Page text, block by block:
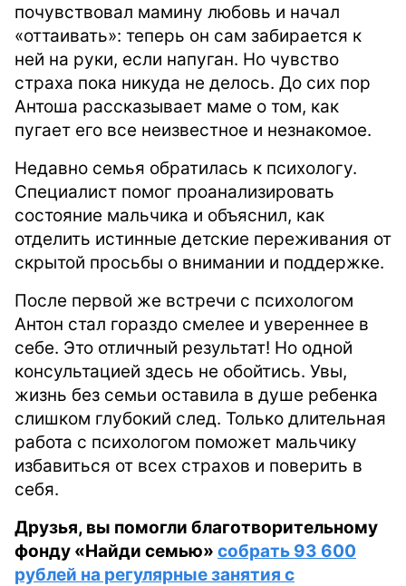
почувствовал мамину любовь и начал
«оттаивать»: теперь он сам забирается к
ней на руки, если напуган. Но чувство
страха пока никуда не делось. До сих пор
Антоша рассказывает маме о том, как
пугает его все неизвестное и незнакомое.
Недавно семья обратилась к психологу.
Специалист помог проанализировать
состояние мальчика и объяснил, как
отделить истинные детские переживания от
скрытой просьбы о внимании и поддержке.
После первой же встречи с психологом
Антон стал гораздо смелее и увереннее в
себе. Это отличный результат! Но одной
консультацией здесь не обойтись. Увы,
жизнь без семьи оставила в душе ребенка
слишком глубокий след. Только длительная
работа с психологом поможет мальчику
избавиться от всех страхов и поверить в
себя.
Друзья, вы помогли благотворительному
фонду «Найди семью» собрать 93 600
рублей на регулярные занятия с